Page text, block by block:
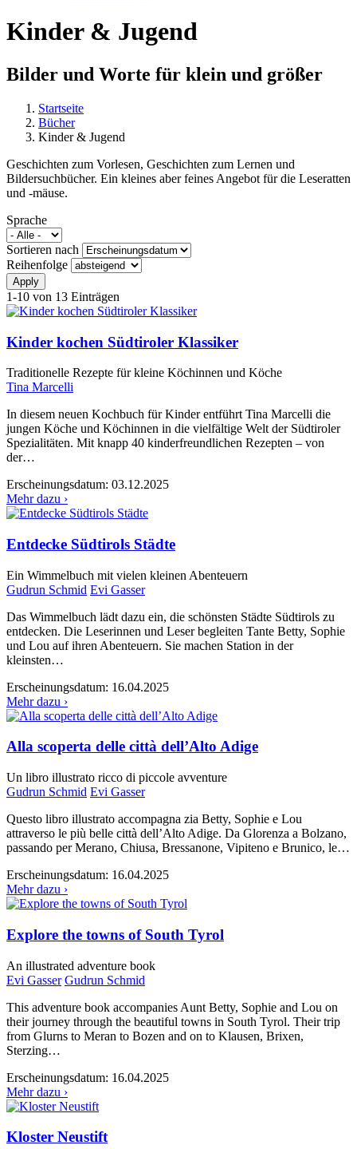
Kinder & Jugend
Bilder und Worte für klein und größer
Sie sind hier
Startseite
Bücher
Kinder & Jugend
Geschichten zum Vorlesen, Geschichten zum Lernen und
Bildersuchbücher. Ein kleines aber feines Angebot für die Leseratten
und -mäuse.
Sprache
Sortieren nach
Reihenfolge
1-10 von 13 Einträgen
Kinder kochen Südtiroler Klassiker
Traditionelle Rezepte für kleine Köchinnen und Köche
Tina Marcelli
In diesem neuen Kochbuch für Kinder entführt Tina Marcelli die
jungen Köche und Köchinnen in die vielfältige Welt der Südtiroler
Spezialitäten. Mit knapp 40 kinderfreundlichen Rezepten – von
der…
Erscheinungsdatum: 03.12.2025
Mehr dazu ›
Entdecke Südtirols Städte
Ein Wimmelbuch mit vielen kleinen Abenteuern
Gudrun Schmid Evi Gasser
Das Wimmelbuch lädt dazu ein, die schönsten Städte Südtirols zu
entdecken. Die Leserinnen und Leser begleiten Tante Betty, Sophie
und Lou auf ihren Abenteuern. Sie machen Station in der
kleinsten…
Erscheinungsdatum: 16.04.2025
Mehr dazu ›
Alla scoperta delle città dell’Alto Adige
Un libro illustrato ricco di piccole avventure
Gudrun Schmid Evi Gasser
Questo libro illustrato accompagna zia Betty, Sophie e Lou
attraverso le più belle città dell’Alto Adige. Da Glorenza a Bolzano,
passando per Merano, Chiusa, Bressanone, Vipiteno e Brunico, le…
Erscheinungsdatum: 16.04.2025
Mehr dazu ›
Explore the towns of South Tyrol
An illustrated adventure book
Evi Gasser Gudrun Schmid
This adventure book accompanies Aunt Betty, Sophie and Lou on
their journey through the beautiful towns in South Tyrol. Their trip
from Glurns to Meran to Bozen and on to Klausen, Brixen,
Sterzing…
Erscheinungsdatum: 16.04.2025
Mehr dazu ›
Kloster Neustift